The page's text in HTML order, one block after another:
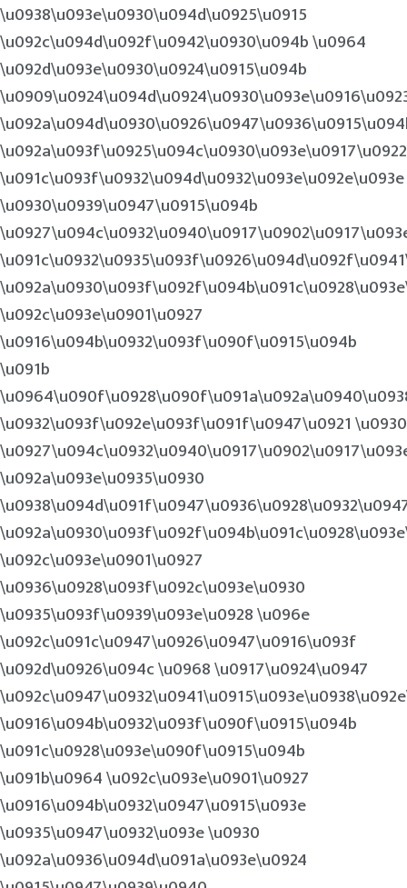
\u0938\u093e\u0930\u094d\u0925\u0915
\u092c\u094d\u092f\u0942\u0930\u094b \u0964
\u092d\u093e\u0930\u0924\u0915\u094b
\u092a\u093f\u0925\u094c\u0930\u093e\u0917\u0922
\u091c\u093f\u0932\u094d\u0932\u093e\u092e\u093e
\u0930\u0939\u0947\u0915\u094b
\u092c\u093e\u0901\u0927
\u0916\u094b\u0932\u093f\u090f\u0915\u094b
\u091b
\u0932\u093f\u092e\u093f\u091f\u0947\u0921 \u0930
\u092a\u093e\u0935\u0930
\u092c\u093e\u0901\u0927
\u0936\u0928\u093f\u092c\u093e\u0930
\u0935\u093f\u0939\u093e\u0928 \u096e
\u092c\u091c\u0947\u0926\u0947\u0916\u093f
\u092d\u0926\u094c \u0968 \u0917\u0924\u0947
\u0916\u094b\u0932\u093f\u090f\u0915\u094b
\u091c\u0928\u093e\u090f\u0915\u094b
\u091b\u0964 \u092c\u093e\u0901\u0927
\u0916\u094b\u0932\u0947\u0915\u093e
\u0935\u0947\u0932\u093e \u0930
\u092a\u0936\u094d\u091a\u093e\u0924